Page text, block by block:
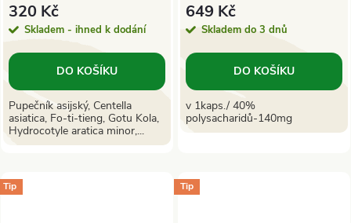
320 Kč
Skladem - ihned k dodání
DO KOŠÍKU
Pupečník asijský, Centella
asiatica, Fo-ti-tieng, Gotu Kola,
Hydrocotyle aratica minor,...
649 Kč
Skladem do 3 dnů
DO KOŠÍKU
v 1kaps./ 40%
polysacharidů-140mg
Tip Tip